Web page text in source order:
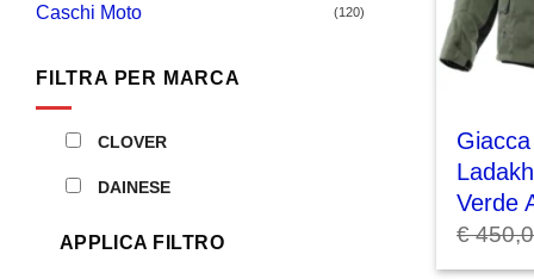
Caschi Moto (120)
FILTRA PER MARCA
CLOVER
DAINESE
APPLICA FILTRO
Verde
€